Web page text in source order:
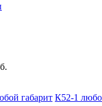
габарит К52-1